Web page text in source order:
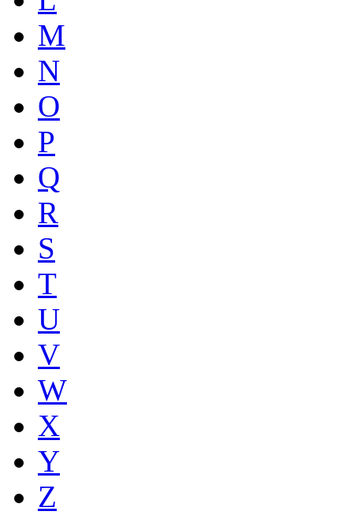
M
N
O
P
Q
R
S
T
U
V
W
X
Y
Z